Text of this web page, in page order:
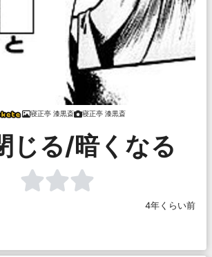
寝正亭 漆黒斎 寝正亭 漆黒斎
じる/暗くなる
4年くらい前